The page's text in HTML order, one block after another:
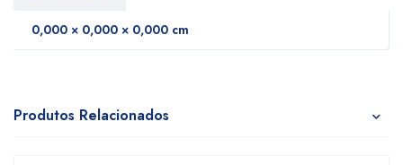
0,000 × 0,000 × 0,000 cm
Produtos Relacionados